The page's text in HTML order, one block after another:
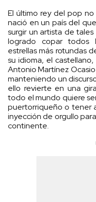
El último rey del pop
nació en un país del
surgir un artista de
logrado copar todos
estrellas más rotundas
su idioma, el
Antonio Martínez
manteniendo un
ello revierte en una
todo el mundo quiere
puertorriqueño o tener
inyección de orgullo
continente.